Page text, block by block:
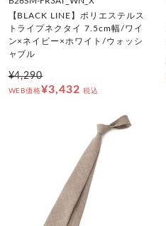
【BLACK LINE】ポリエステルス
トライプネクタイ 7.5cm幅/ワイ
ン×ネイビー×ホワイト/ウォッシ
ャブル
¥4,290
WEB価格¥3,432 税込